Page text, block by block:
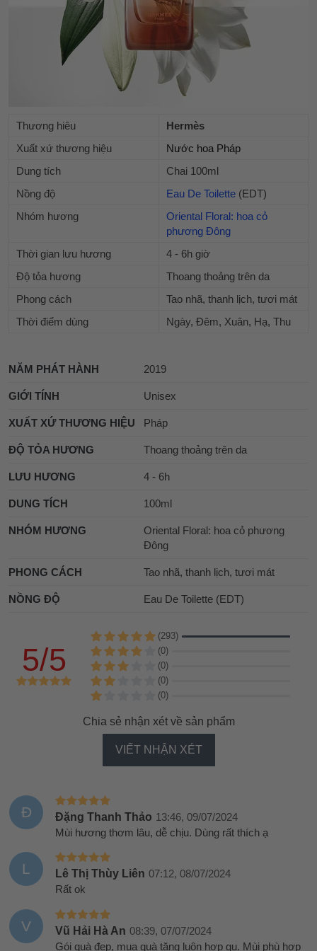
Thương hiêu
Hermès
Xuất xứ thương hiệu
Nước hoa Pháp
Dung tích
Chai 100ml
Nồng độ
Eau De Toilette (EDT)
Nhóm hương
Oriental Floral: hoa cỏ
phương Đông
Thời gian lưu hương
4 - 6h giờ
Độ tỏa hương
Thoang thoảng trên da
Phong cách
Tao nhã, thanh lịch, tươi mát
Thời điểm dùng
Ngày, Đêm, Xuân, Hạ, Thu
NĂM PHÁT HÀNH 2019
GIỚI TÍNH Unisex
XUẤT XỨ THƯƠNG HIỆU Pháp
ĐỘ TỎA HƯƠNG Thoang thoảng trên da
LƯU HƯƠNG 4 - 6h
DUNG TÍCH 100ml
NHÓM HƯƠNG
Oriental Floral: hoa cỏ phương
Đông
PHONG CÁCH Tao nhã, thanh lịch, tươi mát
NỒNG ĐỘ Eau De Toilette (EDT)
5/5
(293)
(0)
(0)
(0)
(0)
Chia sẻ nhận xét về sản phẩm
VIẾT NHẬN XÉT
Đ Đặng Thanh Thảo 13:46, 09/07/2024
Mùi hương thơm lâu, dễ chịu. Dùng rất thích ạ
L Lê Thị Thùy Liên 07:12, 08/07/2024
Rất ok
V Vũ Hải Hà An 08:39, 07/07/2024
Gói quà đẹp, mua quà tặng luôn hợp gu. Mùi phù hợp